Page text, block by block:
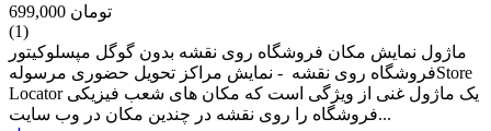
699,000 تومان
(1)
ماژول نمایش مکان فروشگاه روی نقشه بدون گوگل مپسلوکیتور
فروشگاه روی نقشه - نمایش مراکز تحویل حضوری مرسولهStore
Locator یک ماژول غنی از ویژگی است که مکان های شعب فیزیکی
فروشگاه را روی نقشه در چندین مکان در وب سایت...